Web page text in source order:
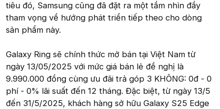
tiêu đó, Samsung cũng đã đặt ra một tầm nhìn đầy
tham vọng về hướng phát triển tiếp theo cho dòng
sản phẩm này.
Galaxy Ring sẽ chính thức mở bán tại Việt Nam từ
ngày 13/05/2025 với mức giá bán lẻ đề nghị là
9.990.000 đồng cùng ưu đãi trả góp 3 KHÔNG: 0đ - 0
phí - 0% lãi suất đến 12 tháng. Đặc biệt, từ ngày 13/5
đến 31/5/2025, khách hàng sở hữu Galaxy S25 Edge